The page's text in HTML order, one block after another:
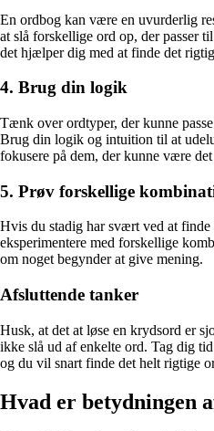
En ordbog kan være en uvurderlig
at slå forskellige ord op, der passer
det hjælper dig med at finde det
4. Brug din logik
Tænk over ordtyper, der kunne
Brug din logik og intuition til at
fokusere på dem, der kunne være
5. Prøv forskellige
Hvis du stadig har svært ved at
eksperimentere med forskellige
om noget begynder at give mening.
Afsluttende tanker
Husk, at det at løse en krydsord er
ikke slå ud af enkelte ord. Tag dig
og du vil snart finde det helt rigtige
Hvad er betydningen